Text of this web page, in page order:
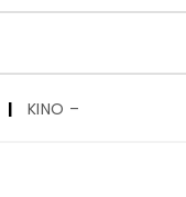
KINO – 26.6.